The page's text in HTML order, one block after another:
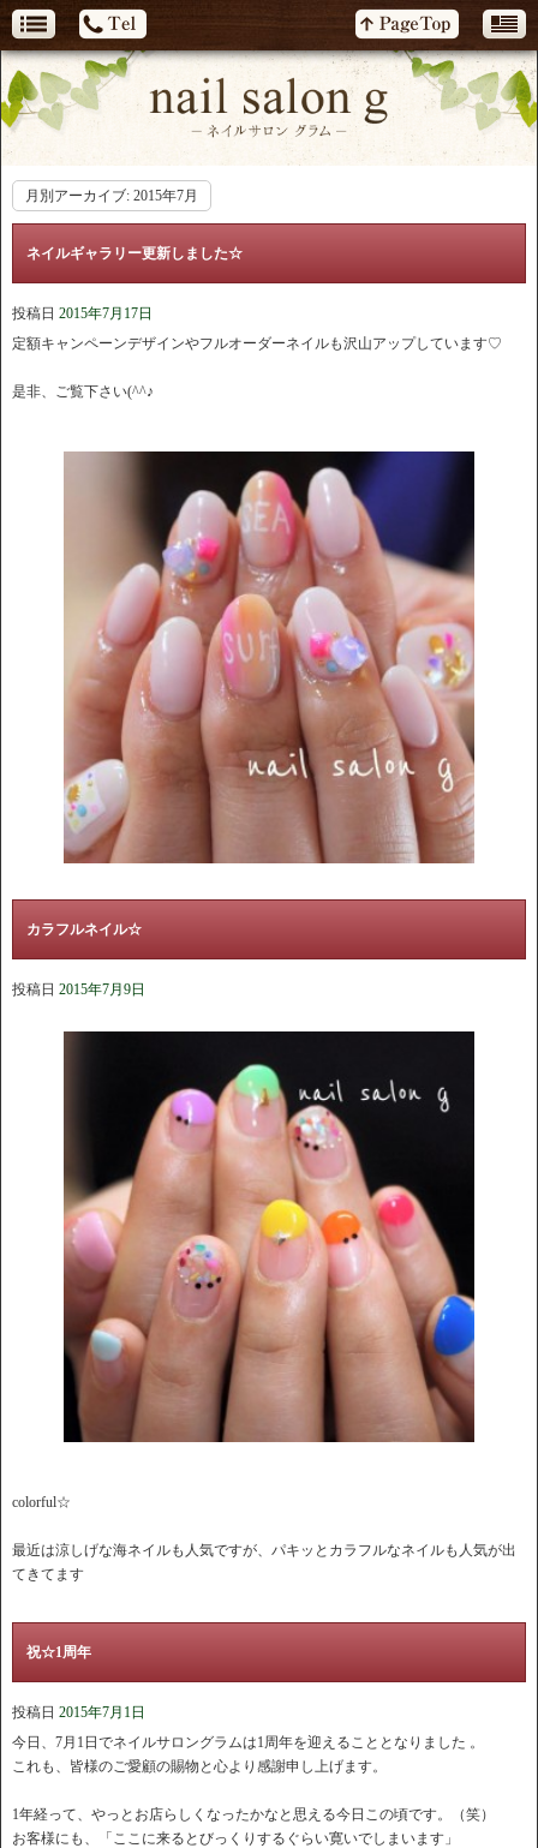
月別アーカイブ: 2015年7月
ネイルギャラリー更新しました☆
投稿日 2015年7月17日
定額キャンペーンデザインやフルオーダーネイルも沢山アップしています♡
是非、ご覧下さい(^^♪
カラフルネイル☆
投稿日 2015年7月9日
colorful☆
最近は涼しげな海ネイルも人気ですが、パキッとカラフルなネイルも人気が出
てきてます
祝☆1周年
投稿日 2015年7月1日
今日、7月1日でネイルサロングラムは1周年を迎えることとなりました 。
これも、皆様のご愛顧の賜物と心より感謝申し上げます。
1年経って、やっとお店らしくなったかなと思える今日この頃です。（笑）
お客様にも、「ここに来るとびっくりするぐらい寛いでしまいます」